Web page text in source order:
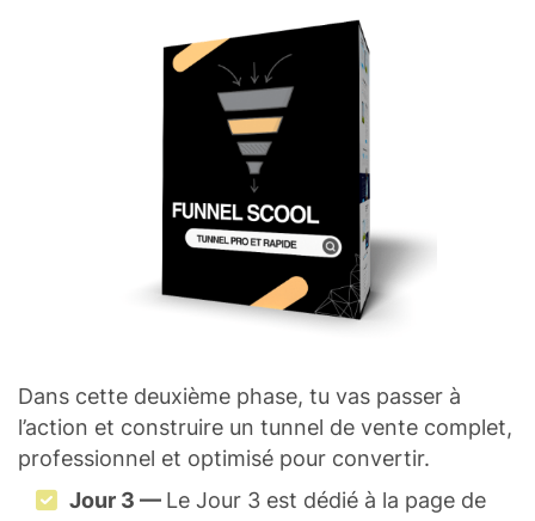
Dans cette deuxième phase, tu vas passer à
l’action et construire un tunnel de vente complet,
professionnel et optimisé pour convertir.
Jour 3 — Le Jour 3 est dédié à la page de